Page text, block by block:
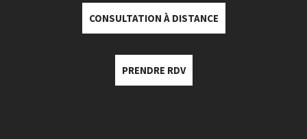
CONSULTATION À DISTANCE
PRENDRE RDV